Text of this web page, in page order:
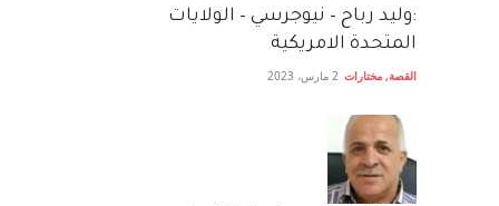
:وليد رباح – نيوجرسي – الولايات
المتحدة الامريكية
القصة, مختارات 2 مارس، 2023